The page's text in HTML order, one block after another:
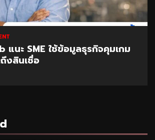
นะ SME ใช้ข้อมูลธุรกิจคุมเกม
ถึงสินเชื่อ